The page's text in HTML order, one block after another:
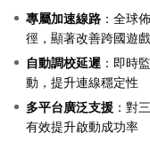
專屬加速線路 ：全球
徑，顯著改善跨國遊
自動調校延遲 ：即時
動，提升連線穩定性
多平台廣泛支援 ：對
有效提升啟動成功率